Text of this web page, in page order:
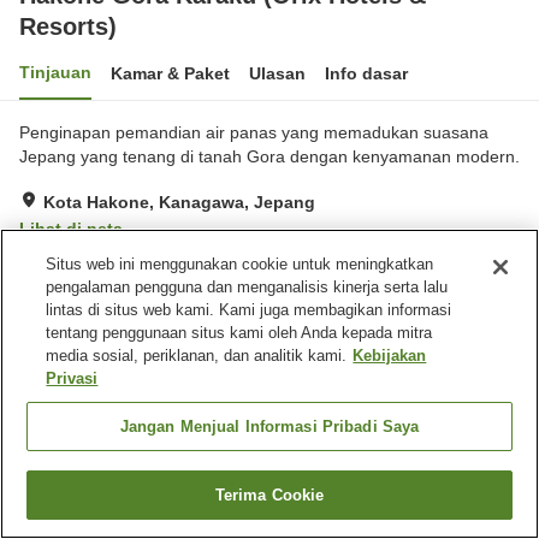
Resorts)
Tinjauan Kamar & Paket Ulasan Info dasar
Penginapan pemandian air panas yang memadukan suasana
Jepang yang tenang di tanah Gora dengan kenyamanan modern.
Kota Hakone, Kanagawa, Jepang
Lihat di peta
Hebat Ulasan:106
Fasilitas properti
Antar jemput
Pelayanan kamar
Beranda Jepang Kanagawa
Kota Hakone
Cari kamar
Situs web ini menggunakan cookie untuk meningkatkan
pengalaman pengguna dan menganalisis kinerja serta lalu
lintas di situs web kami. Kami juga membagikan informasi
tentang penggunaan situs kami oleh Anda kepada mitra
media sosial, periklanan, dan analitik kami. Kebijakan
Privasi
Jangan Menjual Informasi Pribadi Saya
Terima Cookie